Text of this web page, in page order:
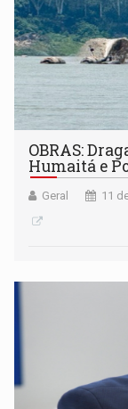
OBRAS:
Humaitá e
Geral 11